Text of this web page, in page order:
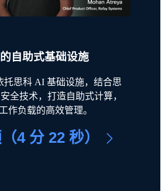
自助式基础设施
托思科 AI 基础设施，结合思
全技术，打造自助式计算，
作负载的高效管理。
4 分 22 秒）